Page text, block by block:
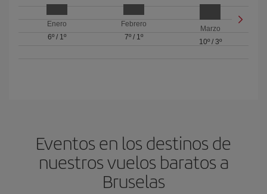
Enero
6º/ 1º
Febrero
7º/ 1º
Marzo
10º/ 3º
Eventos en los destinos de
nuestros vuelos baratos a
Bruselas